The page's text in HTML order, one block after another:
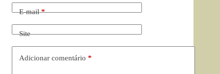
E-mail*
Site
Adicionar comentário *